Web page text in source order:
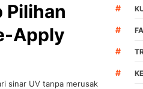
Pilihan
Apply
sinar UV tanpa merusak
#
#
#
#